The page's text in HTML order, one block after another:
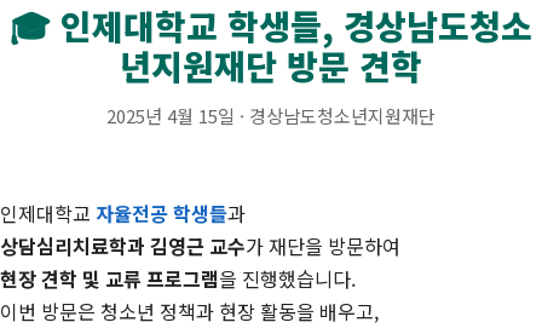
🎓 인제대학교 학생들, 경상남도청소
년지원재단 방문 견학
2025년 4월 15일 · 경상남도청소년지원재단
인제대학교 자율전공 학생들과
상담심리치료학과 김영근 교수가 재단을 방문하여
현장 견학 및 교류 프로그램을 진행했습니다.
이번 방문은 청소년 정책과 현장 활동을 배우고,